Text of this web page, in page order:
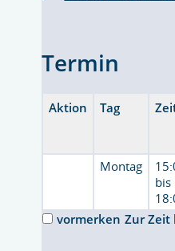
Termin
Aktion Tag
Montag
bis
vormerken Zur Zeit